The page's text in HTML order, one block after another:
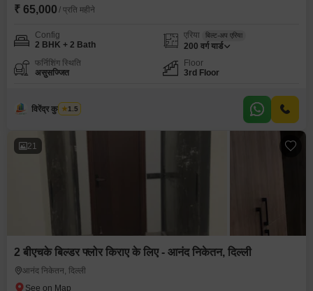
₹ 65,000 / प्रति महीने
Config
2 BHK + 2 Bath
एरिया बिल्ट-अप एरिया
200 वर्ग यार्ड
फर्निशिंग स्थिति
असुसज्जित
Floor
3rd Floor
विरेंद्र कुमार शर्मा
1.5
21
2 बीएचके बिल्डर फ्लोर किराए के लिए - आनंद निकेतन, दिल्ली
आनंद निकेतन, दिल्ली